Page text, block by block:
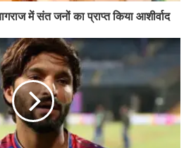
में संत जनों का प्राप्त किया आशीर्वाद